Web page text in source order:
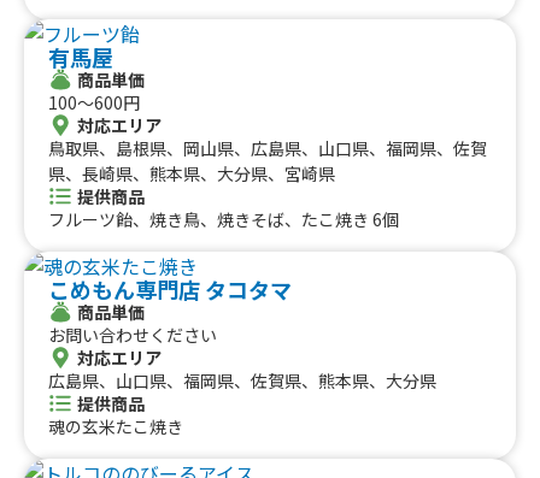
有馬屋
商品単価
100〜600円
対応エリア
鳥取県、島根県、岡山県、広島県、山口県、福岡県、佐賀
県、長崎県、熊本県、大分県、宮崎県
提供商品
フルーツ飴、焼き鳥、焼きそば、たこ焼き 6個
こめもん専門店 タコタマ
商品単価
お問い合わせください
対応エリア
広島県、山口県、福岡県、佐賀県、熊本県、大分県
提供商品
魂の玄米たこ焼き